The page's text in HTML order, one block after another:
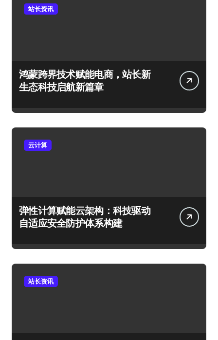
站长资讯
鸿蒙跨界技术赋能电商，站长新
生态科技启航新篇章
云计算
弹性计算赋能云架构：科技驱动
自适应安全防护体系构建
站长资讯